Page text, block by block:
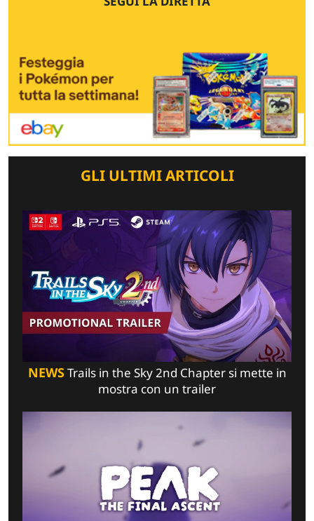
GLI ULTIMI ARTICOLI
NEWSTrails in the Sky 2nd Chapter si mette in
mostra con un trailer